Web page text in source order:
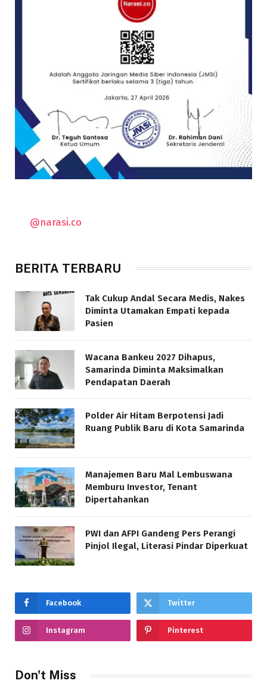
@narasi.co
BERITA TERBARU
Tak Cukup Andal Secara Medis, Nakes
Diminta Utamakan Empati kepada
Pasien
Wacana Bankeu 2027 Dihapus,
Samarinda Diminta Maksimalkan
Pendapatan Daerah
Polder Air Hitam Berpotensi Jadi
Ruang Publik Baru di Kota Samarinda
Manajemen Baru Mal Lembuswana
Memburu Investor, Tenant
Dipertahankan
PWI dan AFPI Gandeng Pers Perangi
Pinjol Ilegal, Literasi Pindar Diperkuat
Facebook Twitter
Instagram Pinterest
Don't Miss